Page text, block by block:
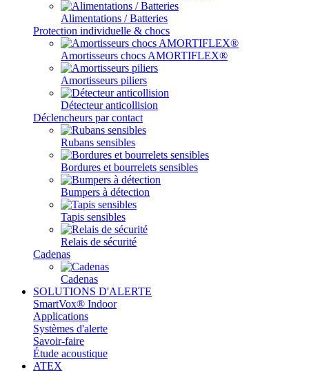
Alimentations / Batteries
Protection individuelle & chocs
Amortisseurs chocs AMORTIFLEX®
Amortisseurs piliers
Détecteur anticollision
Déclencheurs par contact
Rubans sensibles
Bordures et bourrelets sensibles
Bumpers à détection
Tapis sensibles
Relais de sécurité
Cadenas
Cadenas
SOLUTIONS D'ALERTE
SmartVox® Indoor
Applications
Systèmes d'alerte
Savoir-faire
Étude acoustique
ATEX